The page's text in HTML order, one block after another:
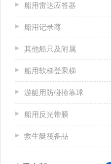
船用雷达应答器
船用记录薄
其他船只及附属
船用软梯登乘梯
游艇用防碰撞靠球
船用反光带膜
救生艇筏备品